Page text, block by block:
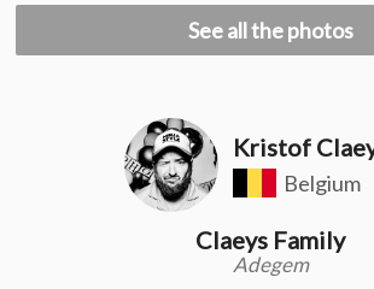
See all the photos
Kristof
Belgium
Claeys Family
Adegem